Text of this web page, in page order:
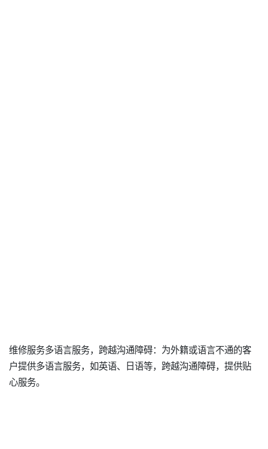
维修服务多语言服务，跨越沟通障碍：为外籍或语言不通的客
户提供多语言服务，如英语、日语等，跨越沟通障碍，提供贴
心服务。